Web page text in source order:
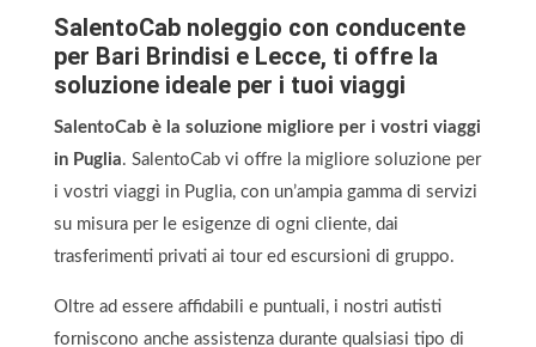
SalentoCab noleggio con conducente
per Bari Brindisi e Lecce, ti offre la
soluzione ideale per i tuoi viaggi
SalentoCab è la soluzione migliore per i vostri viaggi
in Puglia. SalentoCab vi offre la migliore soluzione per
i vostri viaggi in Puglia, con un’ampia gamma di servizi
su misura per le esigenze di ogni cliente, dai
trasferimenti privati ai tour ed escursioni di gruppo.
Oltre ad essere affidabili e puntuali, i nostri autisti
forniscono anche assistenza durante qualsiasi tipo di